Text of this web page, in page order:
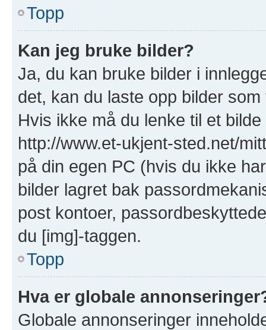
Topp
Kan jeg bruke bilder?
Ja, du kan bruke bilder i
det, kan du laste opp bilder
Hvis ikke må du lenke til et
http://www.et-ukjent-sted.net/
på din egen PC (hvis du ikke
bilder lagret bak
post kontoer,
du [img]-taggen.
Topp
Hva er globale
Globale annonseringer